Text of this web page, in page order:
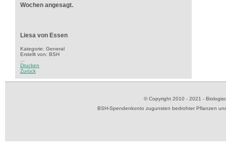
Wochen angesagt.
Liesa von Essen
Kategorie: General
Erstellt von: BSH
Drucken
Zurück
© Copyright 2010 - 2021 -
BSH-Spendenkonto zugunsten bedrohter Pflanzen